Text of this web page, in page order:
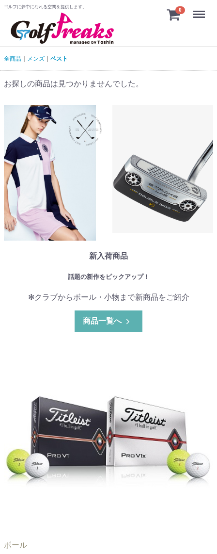
ゴルフに夢中になれる空間を提供します。
0 Menu
全商品 メンズ ベスト
お探しの商品は見つかりませんでした。
新入荷商品
話題の新作をピックアップ！
✻クラブからボール・小物まで新商品をご紹介
商品一覧へ
ボール